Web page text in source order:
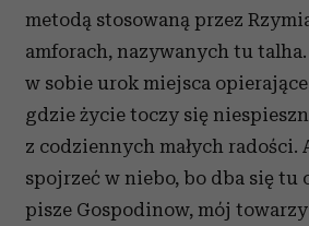
metodą stosowaną przez
amforach, nazywanych tu
w sobie urok miejsca
gdzie życie toczy się
z codziennych małych radości.
spojrzeć w niebo, bo dba się tu
pisze Gospodinow, mój